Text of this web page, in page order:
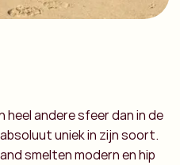
andere sfeer dan in de
uniek in zijn soort.
smelten modern en hip